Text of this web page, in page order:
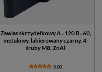
Zawias skrzydełkowy A=120 B=60,
metalowy, lakierowany czarny, 4-
śruby M8, ZnAl
5.00